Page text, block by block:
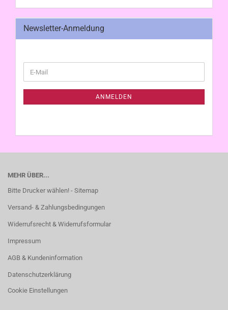
Newsletter-Anmeldung
ZUR
E-
Mail
ANMELDEN
MEHR ÜBER...
Bitte Drucker wählen! - Sitemap
Versand- & Zahlungsbedingungen
Widerrufsrecht & Widerrufsformular
Impressum
AGB & Kundeninformation
Datenschutzerklärung
Cookie Einstellungen